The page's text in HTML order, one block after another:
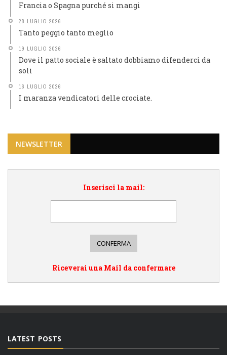
Francia o Spagna purché si mangi
28 LUGLIO 2026
Tanto peggio tanto meglio
19 LUGLIO 2026
Dove il patto sociale è saltato dobbiamo difenderci da
soli
16 LUGLIO 2026
I maranza vendicatori delle crociate.
NEWSLETTER
Inserisci la mail:
Riceverai una Mail da confermare
LATEST POSTS